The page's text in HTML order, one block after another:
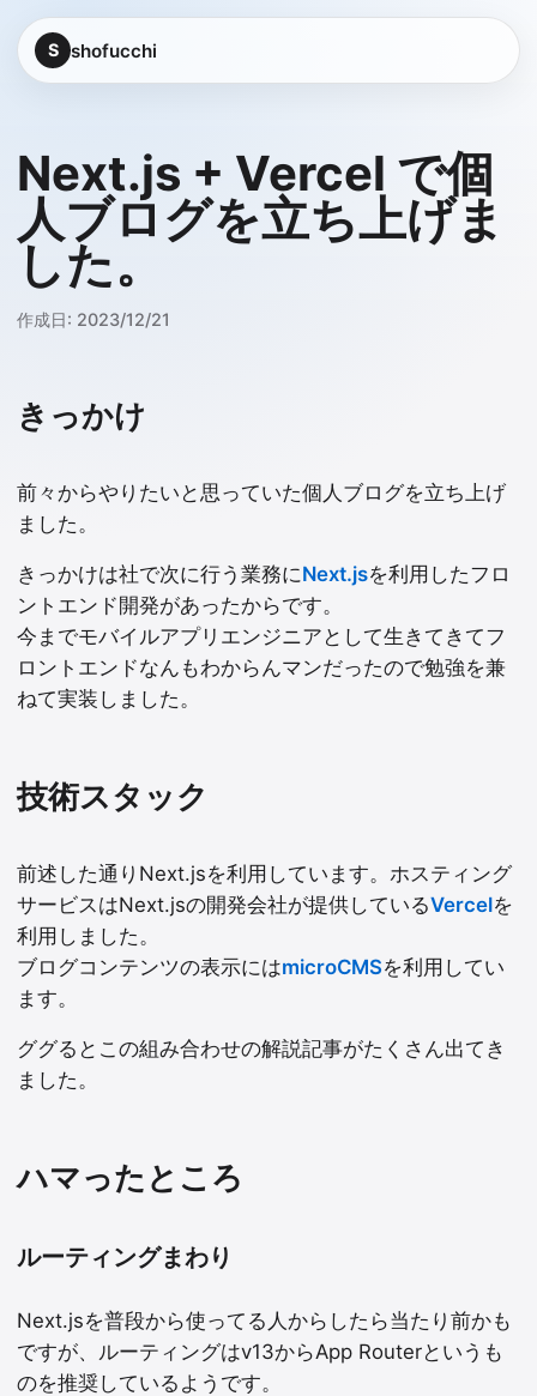
S shofucchi
Next.js + Vercel で個
人ブログを立ち上げま
した。
作成日: 2023/12/21
きっかけ
前々からやりたいと思っていた個人ブログを立ち上げ
ました。
きっかけは社で次に行う業務にNext.jsを利用したフロ
ントエンド開発があったからです。
今までモバイルアプリエンジニアとして生きてきてフ
ロントエンドなんもわからんマンだったので勉強を兼
ねて実装しました。
技術スタック
前述した通りNext.jsを利用しています。ホスティング
サービスはNext.jsの開発会社が提供しているVercelを
利用しました。
ブログコンテンツの表示にはmicroCMSを利用してい
ます。
ググるとこの組み合わせの解説記事がたくさん出てき
ました。
ハマったところ
ルーティングまわり
Next.jsを普段から使ってる人からしたら当たり前かも
ですが、ルーティングはv13からApp Routerというも
のを推奨しているようです。